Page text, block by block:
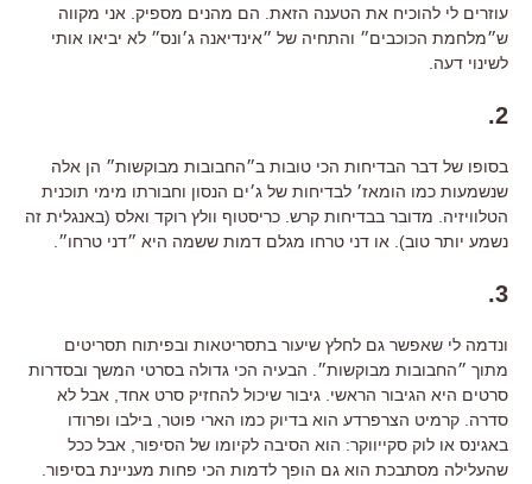
עוזרים לי להוכיח את הטענה הזאת. הם מהנים מספיק. אני מקווה
ש״מלחמת הכוכבים״ והתחיה של ״אינדיאנה ג׳ונס״ לא יביאו אותי
לשינוי דעה.
2.
בסופו של דבר הבדיחות הכי טובות ב״החבובות מבוקשות״ הן אלה
שנשמעות כמו הומאז׳ לבדיחות של ג׳ים הנסון וחבורתו מימי תוכנית
הטלוויזיה. מדובר בבדיחות קרש. כריסטוף וולץ רוקד ואלס (באנגלית זה
נשמע יותר טוב). או דני טרחו מגלם דמות ששמה היא ״דני טרחו״.
3.
ונדמה לי שאפשר גם לחלץ שיעור בתסריטאות ובפיתוח תסריטים
מתוך ״החבובות מבוקשות״. הבעיה הכי גדולה בסרטי המשך ובסדרות
סרטים היא הגיבור הראשי. גיבור שיכול להחזיק סרט אחד, אבל לא
סדרה. קרמיט הצרפרדע הוא בדיוק כמו הארי פוטר, בילבו ופרודו
באגינס או לוק סקייווקר: הוא הסיבה לקיומו של הסיפור, אבל ככל
שהעלילה מסתבכת הוא גם הופך לדמות הכי פחות מעניינת בסיפור.